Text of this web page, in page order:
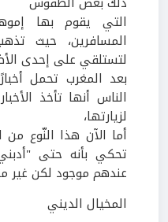
التي يقوم بها
المسافرين، حيث
لتستلقي على إحدى
بعد المغرب تحمل
الناس أنها تأخذ
لزيارتها،
أما الآن هذا النّوع من
تحكي بأنه حتى
عندهم موجود لكن غير
المخيال الديني